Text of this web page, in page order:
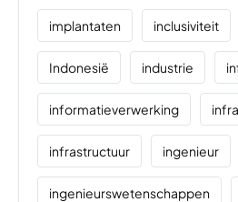
implantaten inclusiviteit
Indonesië industrie
informatieverwerking
infrastructuur ingenieur
ingenieurswetenschappen